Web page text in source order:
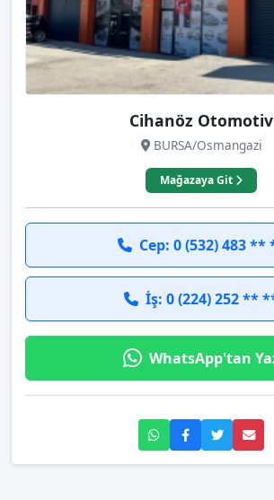
Cihanöz Otomotiv
BURSA/Osmangazi
Mağazaya Git
Cep: 0 (532) 483 **
İş: 0 (224) 252 **
WhatsApp'tan